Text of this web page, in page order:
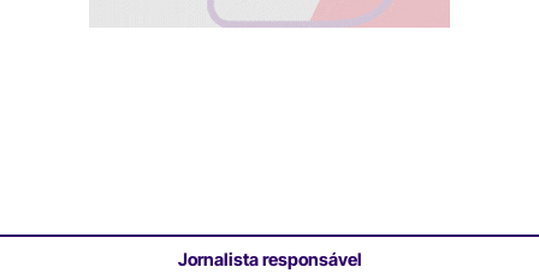
Jornalista responsável